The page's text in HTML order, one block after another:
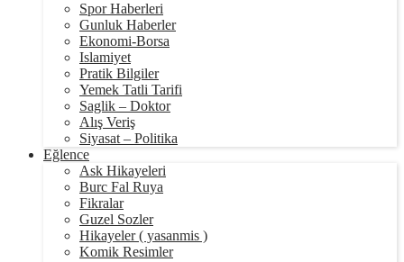
Spor Haberleri
Gunluk Haberler
Ekonomi-Borsa
Islamiyet
Pratik Bilgiler
Yemek Tatli Tarifi
Saglik – Doktor
Alış Veriş
Siyasat – Politika
Eğlence
Ask Hikayeleri
Burc Fal Ruya
Fikralar
Guzel Sozler
Hikayeler ( yasanmis )
Komik Resimler